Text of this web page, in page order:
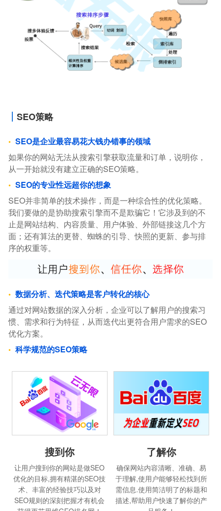
SEO策略
SEO是企业最容易花大钱办错事的领域
如果你的网站无法从搜索引擎获取流量和订单，说明你，
从一开始就没有建立正确的SEO策略。
SEO的专业性远超你的想象
SEO并非简单的技术操作，而是一种综合性的优化策略。
我们要做的是协助搜索引擎而不是欺骗它！它涉及到的不
止是网站结构、内容质量、用户体验、外部链接这几个方
面；还有算法的更替、蜘蛛的引导、快照的更新、参与排
序的权重等。
数据分析、迭代策略是客户转化的核心
通过对网站数据的深入分析，企业可以了解用户的搜索习
惯、需求和行为特征，从而迭代出更符合用户需求的SEO
优化方案。
科学规范的SEO策略
搜到你
让用户搜到你的网站是做SEO
优化的目标,拥有精湛的SEO技
术、丰富的经验技巧以及对
SEO规则的深刻把握才有机会
了解你
确保网站内容清晰、准确、易
于理解,使用户能够轻松找到所
需信息.使用简洁明了的标题和
描述,帮助用户快速了解你的产